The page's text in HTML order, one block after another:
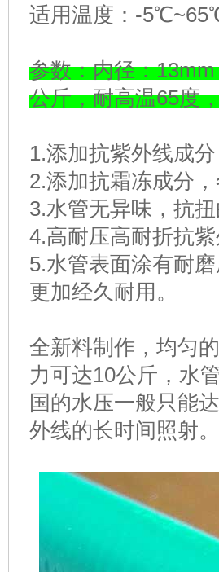
适用温度：-
参数：内径：
公斤，耐高温65度
1.添加抗紫外线成
2.添加抗霜冻成分
3.水管无异味，抗
4.高耐压高耐折抗紫
5.水管表面涂有耐
更加经久耐用。
全新料制作，均匀
力可达10公斤，水
国的水压一般只能
外线的长时间照射